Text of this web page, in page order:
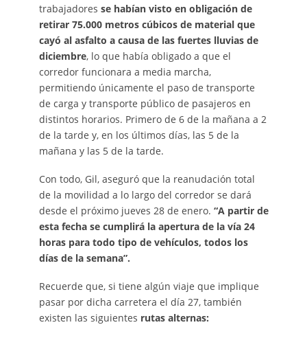
trabajadores se habían visto en obligación de
retirar 75.000 metros cúbicos de material que
cayó al asfalto a causa de las fuertes lluvias de
diciembre, lo que había obligado a que el
corredor funcionara a media marcha,
permitiendo únicamente el paso de transporte
de carga y transporte público de pasajeros en
distintos horarios. Primero de 6 de la mañana a 2
de la tarde y, en los últimos días, las 5 de la
mañana y las 5 de la tarde.
Con todo, Gil, aseguró que la reanudación total
de la movilidad a lo largo del corredor se dará
desde el próximo jueves 28 de enero. “A partir de
esta fecha se cumplirá la apertura de la vía 24
horas para todo tipo de vehículos, todos los
días de la semana”.
Recuerde que, si tiene algún viaje que implique
pasar por dicha carretera el día 27, también
existen las siguientes rutas alternas: